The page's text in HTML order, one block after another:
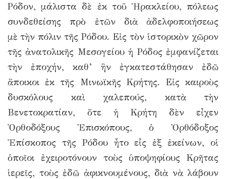
Ρόδον, μάλιστα δὲ ἐκ τοῦ Ἡρακλείου, πόλεως
συνδεθείσης πρὸ ἐτῶν διὰ ἀδελφοποιήσεως
μὲ τὴν πόλιν τῆς Ρόδου. Εἰς τὸν ἱστορικὸν χῶρον
τῆς ἀνατολικῆς Μεσογείου ἡ Ρόδος ἐμφανίζεται
τὴν ἐποχήν, καθ’ ἣν ἐγκατεστάθησαν ἐδῶ
ἄποικοι ἐκ τῆς Μινωϊκῆς Κρήτης. Εἰς καιροὺς
δυσκόλους καὶ χαλεπούς, κατὰ τὴν
Βενετοκρατίαν, ὅτε ἡ Κρήτη δὲν εἶχεν
Ὀρθοδόξους Ἐπισκόπους, ὁ Ὀρθόδοξος
Ἐπίσκοπος τῆς Ρόδου ἦτο εἷς ἐξ ἐκείνων, οἱ
ὁποῖοι ἐχειροτόνουν τοὺς ὑποψηφίους Κρῆτας
ἱερεῖς, τοὺς ἐδῶ ἀφικνουμένους, διὰ νὰ λάβουν